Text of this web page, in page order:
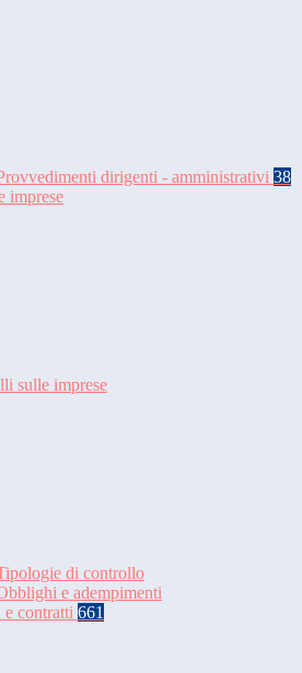
dirigenti - amministrativi 38
imprese
sulle imprese
di controllo
e adempimenti
contratti 661